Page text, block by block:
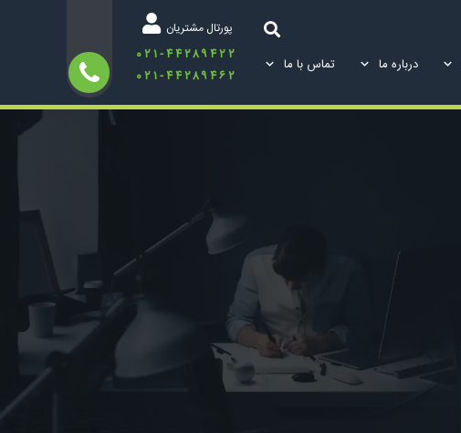
پورتال مشتریان
۰۲۱-۴۴۲۸۹۴۲۲
۰۲۱-۴۴۲۸۹۴۶۲
درباره ما تماس با ما